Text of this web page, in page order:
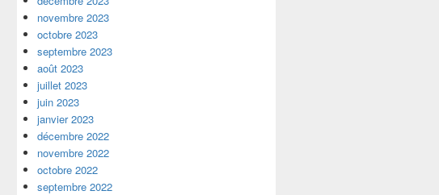
novembre 2023
octobre 2023
septembre 2023
août 2023
juillet 2023
juin 2023
janvier 2023
décembre 2022
novembre 2022
octobre 2022
septembre 2022